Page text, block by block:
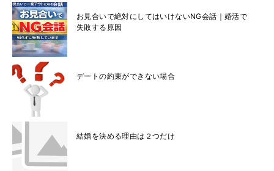
お見合いで絶対にしてはいけないNG会話｜婚活で
失敗する原因
デートの約束ができない場合
結婚を決める理由は２つだけ